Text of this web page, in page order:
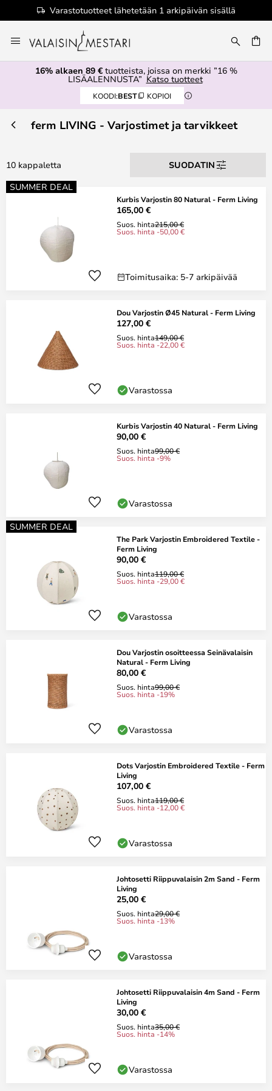
Varastotuotteet lähetetään 1 arkipäivän sisällä
to
Content
16% alkaen 89 €tuotteista, joissa on merkki ”16 %
LISÄALENNUSTA” Katso tuotteet
KOODI:BEST KOPIOI
ferm LIVING - Varjostimet ja tarvikkeet
10 kappaletta
SUODATIN
SUMMER DEAL
Kurbis Varjostin 80 Natural - Ferm Living
165,00 €
Suos. hinta215,00 €
Suos. hinta -50,00 €
Toimitusaika: 5-7 arkipäivää
Dou Varjostin Ø45 Natural - Ferm Living
127,00 €
Suos. hinta149,00 €
Suos. hinta -22,00 €
Varastossa
Kurbis Varjostin 40 Natural - Ferm Living
90,00 €
Suos. hinta99,00 €
Suos. hinta -9%
Varastossa
SUMMER DEAL
The Park Varjostin Embroidered Textile -
Ferm Living
90,00 €
Suos. hinta119,00 €
Suos. hinta -29,00 €
Varastossa
Dou Varjostin osoitteessa Seinävalaisin
Natural - Ferm Living
80,00 €
Suos. hinta99,00 €
Suos. hinta -19%
Varastossa
Dots Varjostin Embroidered Textile - Ferm
Living
107,00 €
Suos. hinta119,00 €
Suos. hinta -12,00 €
Varastossa
Johtosetti Riippuvalaisin 2m Sand - Ferm
Living
25,00 €
Suos. hinta29,00 €
Suos. hinta -13%
Varastossa
Johtosetti Riippuvalaisin 4m Sand - Ferm
Living
30,00 €
Suos. hinta35,00 €
Suos. hinta -14%
Varastossa